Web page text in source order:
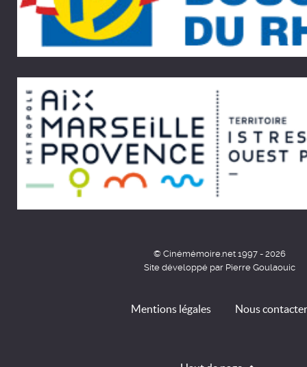
© Cinémémoire.net 1997 - 2026
Site développé par Pierre Goulaouic
Mentions légales Nous contacter